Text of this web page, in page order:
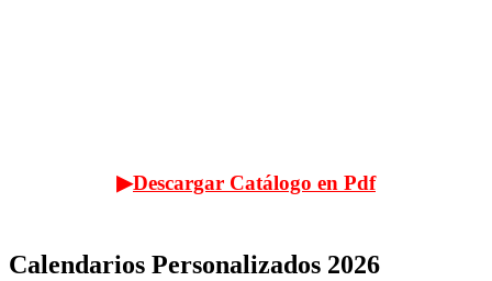
▶Descargar Catálogo en Pdf
Calendarios Personalizados 2026